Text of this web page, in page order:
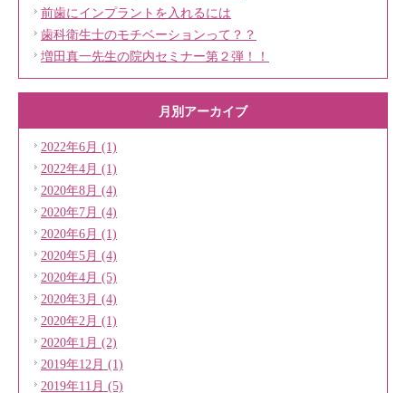
前歯にインプラントを入れるには
歯科衛生士のモチベーションって？？
増田真一先生の院内セミナー第２弾！！
月別アーカイブ
2022年6月 (1)
2022年4月 (1)
2020年8月 (4)
2020年7月 (4)
2020年6月 (1)
2020年5月 (4)
2020年4月 (5)
2020年3月 (4)
2020年2月 (1)
2020年1月 (2)
2019年12月 (1)
2019年11月 (5)